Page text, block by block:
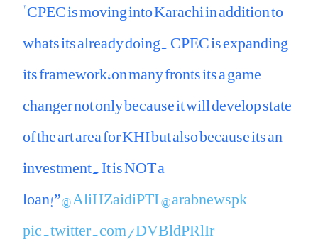
"CPEC is moving into Karachi in addition to
whats its already doing. CPEC is expanding
its framework,on many fronts its a game
changer not only because it will develop state
of the art area for KHI but also because its an
investment. It is NOT a
loan!”@AliHZaidiPTI@arabnewspk
pic.twitter.com/DVBldPRlIr